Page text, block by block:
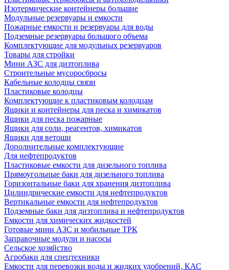
Изотермические контейнеры большие
Модульные резервуары и емкости
Пожарные емкости и резервуары для воды
Подземные резервуары большого объема
Комплектующие для модульных резервуаров
Товары для стройки
Мини АЗС для дизтоплива
Строительные мусоросбросы
Кабельные колодцы связи
Пластиковые колодцы
Комплектующие к пластиковым колодцам
Ящики и контейнеры для песка и химикатов
Ящики для песка пожарные
Ящики для соли, реагентов, химикатов
Ящики для ветоши
Дополнительные комплектующие
Для нефтепродуктов
Пластиковые емкости для дизельного топлива
Прямоугольные баки для дизельного топлива
Горизонтальные баки для хранения дизтоплива
Цилиндрические емкости для нефтепродуктов
Вертикальные емкости для нефтепродуктов
Подземные баки для дизтоплива и нефтепродуктов
Емкости для химических жидкостей
Готовые мини АЗС и мобильные ТРК
Заправочные модули и насосы
Сельское хозяйство
Агробаки для спецтехники
Емкости для перевозки воды и жидких удобрений, КАС